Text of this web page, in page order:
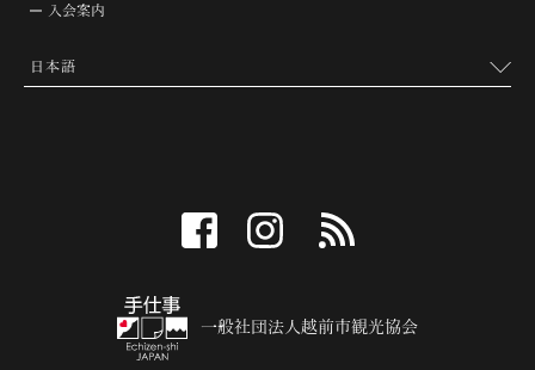
入会案内
facebook instagram
一般社団法人越前市観光協会